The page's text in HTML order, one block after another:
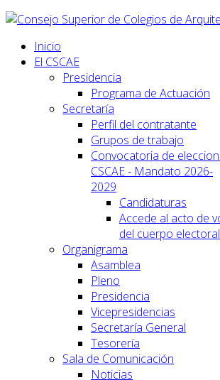
Inicio
El CSCAE
Presidencia
Programa de Actuación
Secretaría
Perfil del contratante
Grupos de trabajo
Convocatoria de
CSCAE - Mandato 2026-
2029
Candidaturas
Accede al acto de
del cuerpo electoral
Organigrama
Asamblea
Pleno
Presidencia
Vicepresidencias
Secretaría General
Tesorería
Sala de Comunicación
Noticias